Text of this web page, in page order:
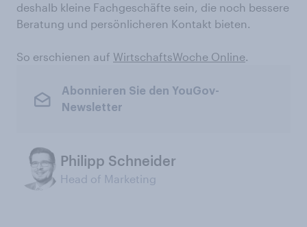
deshalb kleine Fachgeschäfte sein, die noch bessere
Beratung und persönlicheren Kontakt bieten.
So erschienen auf WirtschaftsWoche Online.
Abonnieren Sie den YouGov-
Newsletter
Philipp Schneider
Head of Marketing